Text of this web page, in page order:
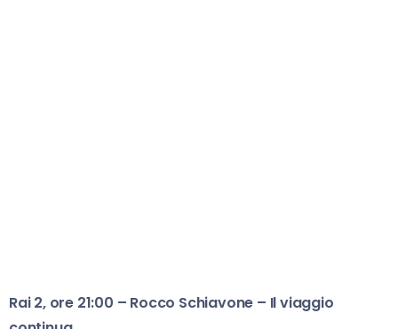
Rai 2, ore 21:00 – Rocco Schiavone – Il viaggio